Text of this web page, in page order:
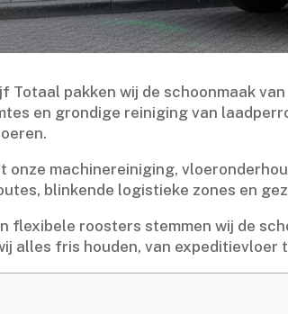
Totaal pakken wij de schoonmaak
en grondige reiniging van
onze machinereiniging,
blinkende logistieke zones en
flexibele roosters stemmen wij de
alles fris houden, van